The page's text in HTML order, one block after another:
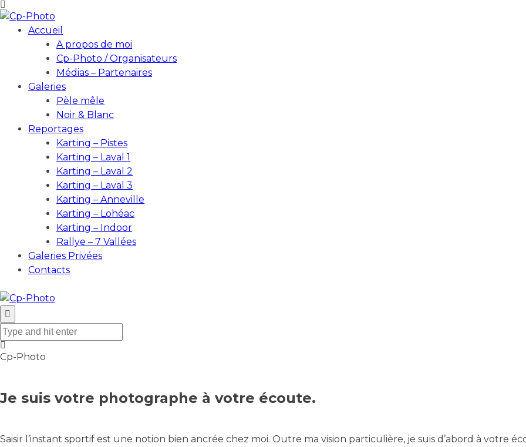
Accueil
A propos de moi
Cp-Photo / Organisateurs
Médias – Partenaires
Galeries
Pèle mêle
Noir & Blanc
Reportages
Karting – Pistes
Karting – Laval 1
Karting – Laval 2
Karting – Laval 3
Karting – Anneville
Karting – Lohéac
Karting – Indoor
Rallye – 7 Vallées
Galeries Privées
Contacts
Cp-Photo
Je suis votre photographe à votre écoute.
Saisir l’instant sportif est une notion bien ancrée chez moi. Outre ma vision particulière, je suis d’abord à votre